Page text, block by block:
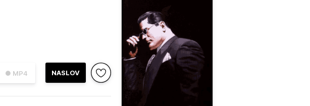
● MP4 NASLOV